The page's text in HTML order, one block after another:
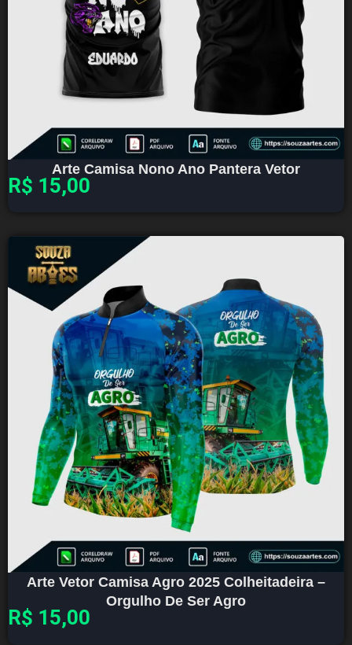
Arte Camisa Nono Ano Pantera Vetor
R$ 15,00
Arte Vetor Camisa Agro 2025 Colheitadeira –
Orgulho De Ser Agro
R$ 15,00